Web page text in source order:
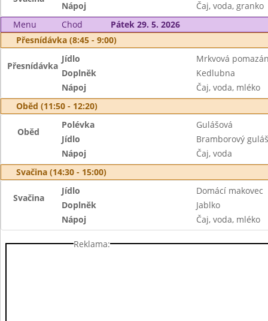
Nápoj
Čaj, voda, granko
Menu
Chod
Pátek 29. 5. 2026
Přesnídávka (8:45 - 9:00)
Přesnídávka
Jídlo
Mrkvová
Doplněk
Kedlubna
Nápoj
Čaj, voda, mléko
Oběd (11:50 - 12:20)
Oběd
Polévka
Gulášová
Jídlo
Bramborový
Nápoj
Čaj, voda
Svačina (14:30 - 15:00)
Svačina
Jídlo
Domácí makovec
Doplněk
Jablko
Nápoj
Čaj, voda, mléko
Reklama: